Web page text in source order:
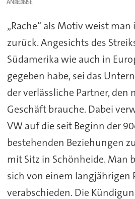
ANZEIGE
„Rache“ als Motiv weist
zurück. Angesichts des
Südamerika wie auch in
gegeben habe, sei das
der verlässliche Partner, den
Geschäft brauche. Dabei
VW auf die seit Beginn der
bestehenden Beziehungen
mit Sitz in Schönheide. Man
sich von einem langjährigen
verabschieden. Die